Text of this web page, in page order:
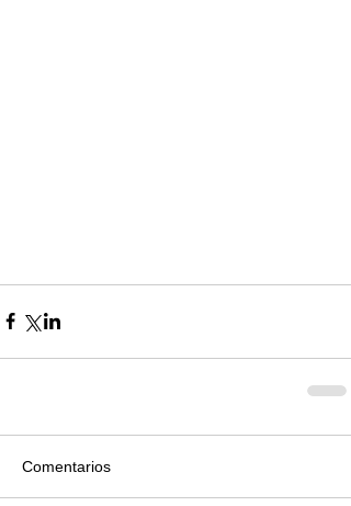
Comentarios